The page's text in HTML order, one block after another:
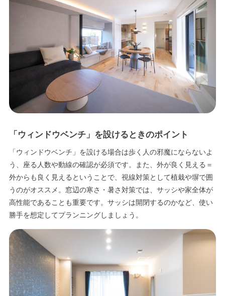
「ウィンドウベンチ」を設けるときのポイント
「ウィンドウベンチ」を設ける場合は歩く人の邪魔にならないよ
う、座る人数や動線の確認が必須です。また、外が良く見える＝
外からも良く見えるということで、視線対策として植栽や塀で囲
うのがオススメ。窓辺の寒さ・暑さ対策では、サッシや家全体が
高性能であることも重要です。サッシは開閉するのかなど、使い
勝手を想定してプランニングしましょう。